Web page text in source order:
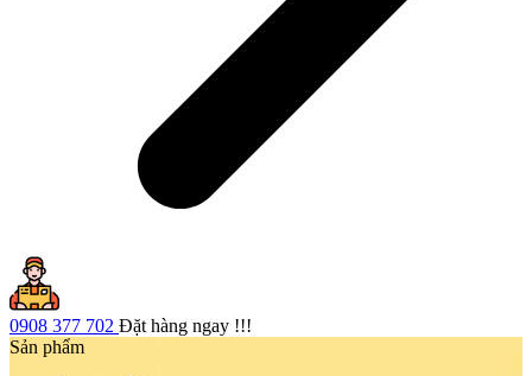
0908 377 702 Đặt hàng ngay !!!
Sản phẩm